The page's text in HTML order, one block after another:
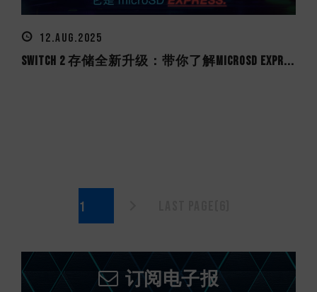
12.AUG.2025
Switch 2 存储全新升级：带你了解microSD Expr...
订阅电子报